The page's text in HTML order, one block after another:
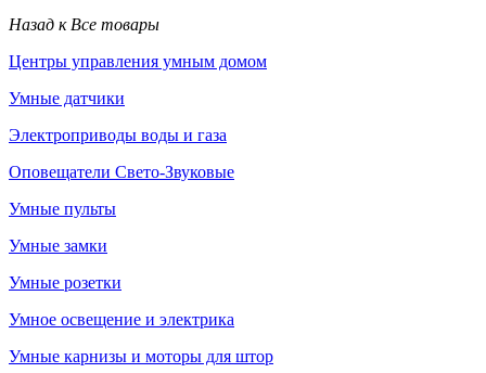
Назад к Все товары
Центры управления умным домом
Умные датчики
Электроприводы воды и газа
Оповещатели Свето-Звуковые
Умные пульты
Умные замки
Умные розетки
Умное освещение и электрика
Умные карнизы и моторы для штор